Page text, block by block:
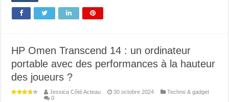
HP Omen Transcend 14 : un ordinateur
portable avec des performances à la hauteur
des joueurs ?
Jessica Côté Acteau 30 octobre 2024
Techno & gadget
0